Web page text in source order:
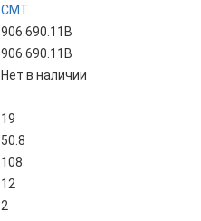
CMT
906.690.11B
906.690.11B
Нет в наличии
19
50.8
108
12
2